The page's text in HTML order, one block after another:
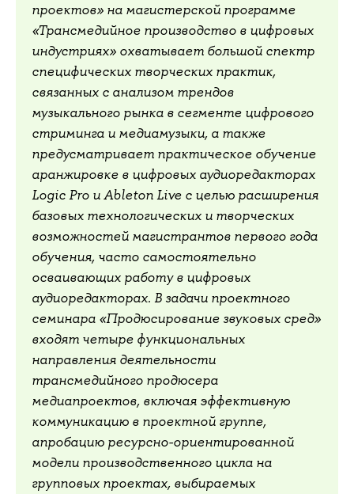
проектов» на магистерской программе
«Трансмедийное производство в цифровых
индустриях» охватывает большой спектр
специфических творческих практик,
связанных с анализом трендов
музыкального рынка в сегменте цифрового
стриминга и медиамузыки, а также
предусматривает практическое обучение
аранжировке в цифровых аудиоредакторах
Logic Pro и Ableton Live с целью расширения
базовых технологических и творческих
возможностей магистрантов первого года
обучения, часто самостоятельно
осваивающих работу в цифровых
аудиоредакторах. В задачи проектного
семинара «Продюсирование звуковых сред»
входят четыре функциональных
направления деятельности
трансмедийного продюсера
медиапроектов, включая эффективную
коммуникацию в проектной группе,
апробацию ресурсно-ориентированной
модели производственного цикла на
групповых проектах, выбираемых